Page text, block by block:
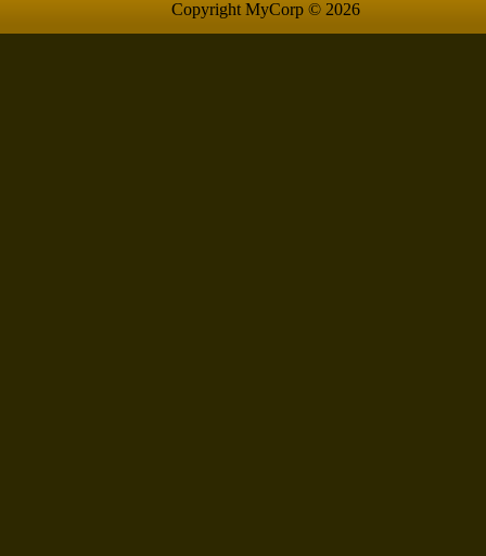
Copyright MyCorp © 2026